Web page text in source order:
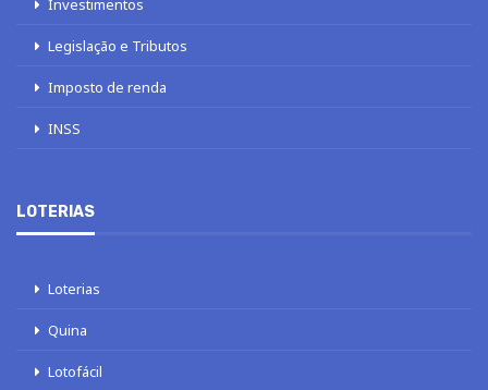
Investimentos
Legislação e Tributos
Imposto de renda
INSS
LOTERIAS
Loterias
Quina
Lotofácil